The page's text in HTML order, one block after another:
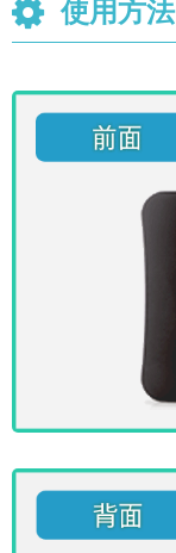
使用方法